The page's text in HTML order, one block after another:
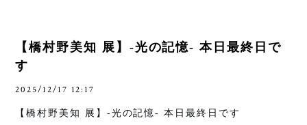
【橋村野美知 展】-光の記憶- 本日最終日で
す
2025/12/17 12:17
【橋村野美知 展】 -光の記憶-本日最終日です